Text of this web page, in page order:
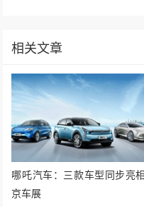
相关文章
哪吒汽车：三款车型同步亮
京车展